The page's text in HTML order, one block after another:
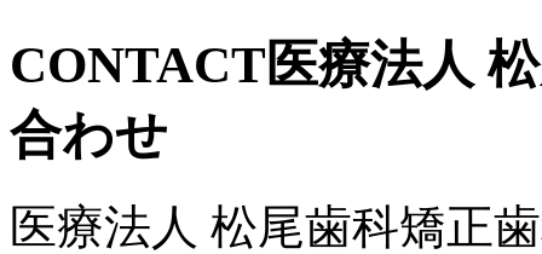
CONTACT医療法人
合わせ
医療法人 松尾歯科矯正